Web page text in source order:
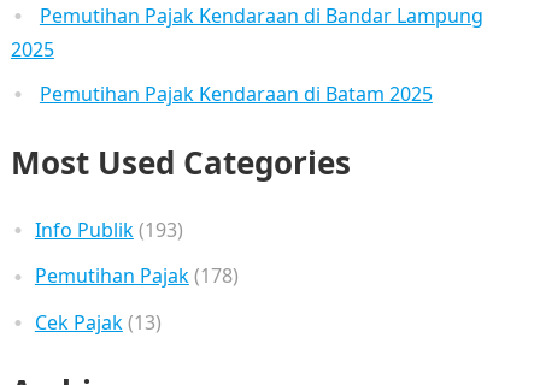
Pemutihan Pajak Kendaraan di Bandar Lampung
2025
Pemutihan Pajak Kendaraan di Batam 2025
Most Used Categories
Info Publik(193)
Pemutihan Pajak(178)
Cek Pajak(13)